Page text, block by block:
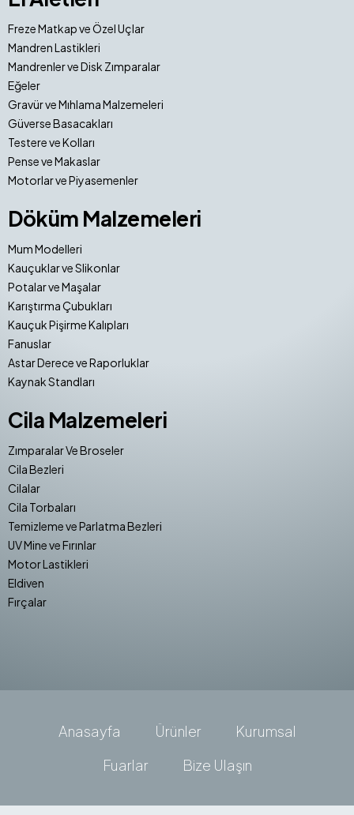
Freze Matkap ve Özel Uçlar
Mandren Lastikleri
Mandrenler ve Disk Zımparalar
Eğeler
Gravür ve Mıhlama Malzemeleri
Güverse Basacakları
Testere ve Kolları
Pense ve Makaslar
Motorlar ve Piyasemenler
Döküm Malzemeleri
Mum Modelleri
Kauçuklar ve Slikonlar
Potalar ve Maşalar
Karıştırma Çubukları
Kauçuk Pişirme Kalıpları
Fanuslar
Astar Derece ve Raporluklar
Kaynak Standları
Cila Malzemeleri
Zımparalar Ve Broseler
Cila Bezleri
Cilalar
Cila Torbaları
Temizleme ve Parlatma Bezleri
UV Mine ve Fırınlar
Motor Lastikleri
Eldiven
Fırçalar
Anasayfa Ürünler
Kurumsal
Fuarlar
Bize Ulaşın